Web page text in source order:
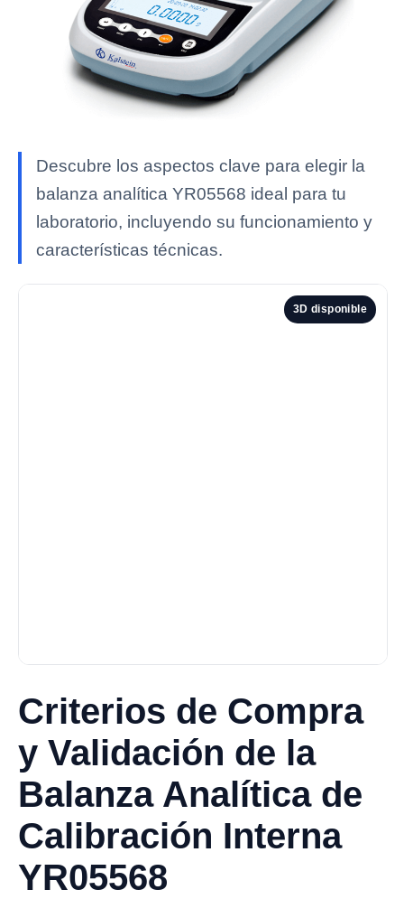
Descubre los aspectos clave para elegir la
balanza analítica YR05568 ideal para tu
laboratorio, incluyendo su funcionamiento y
características técnicas.
3D disponible
Criterios de Compra
y Validación de la
Balanza Analítica de
Calibración Interna
YR05568